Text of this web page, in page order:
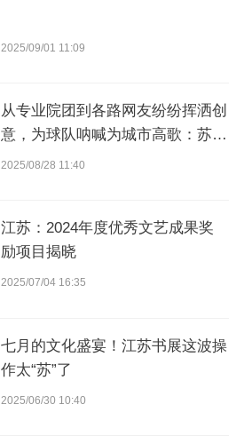
2025/09/01 11:09
从专业院团到各路网友纷纷挥洒创
意，为球队呐喊为城市高歌：苏韵
飞扬，“艺”助“苏超”
2025/08/28 11:40
江苏：2024年度优秀文艺成果奖
励项目揭晓
2025/07/04 16:35
七月的文化盛宴！江苏书展这波操
作太“苏”了
2025/06/30 10:40